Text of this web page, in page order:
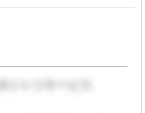
ジトリサービス